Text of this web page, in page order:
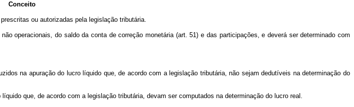
Conceito
ou autorizadas pela legislação tributária.
do saldo da conta de correção monetária (art. 51) e das participações, e deverá ser determinado com
na apuração do lucro líquido que, de acordo com a legislação tributária, não sejam dedutíveis na determinação do
que, de acordo com a legislação tributária, devam ser computados na determinação do lucro real.